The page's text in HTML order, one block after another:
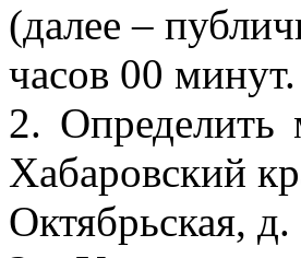
(далее –
часов 00 минут.
2. Определить
Хабаровский
Октябрьская,